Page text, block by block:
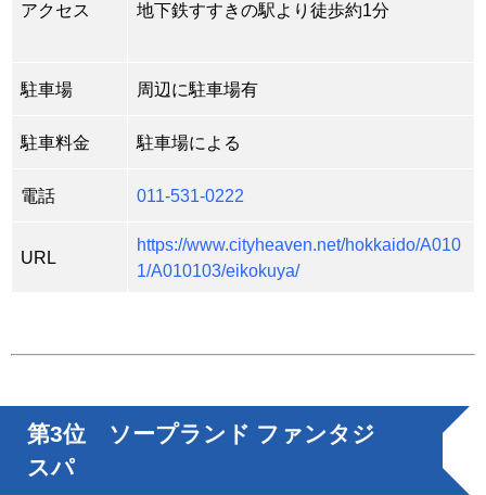
アクセス 地下鉄すすきの駅より徒歩約1分
駐車場 周辺に駐車場有
駐車料金 駐車場による
電話 011-531-0222
URL
https://www.cityheaven.net/hokkaido/A010
1/A010103/eikokuya/
第3位 ソープランド ファンタジ
スパ